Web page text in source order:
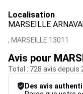
Localisation
MARSEILLE
, MARSEILLE 13011
Avis pour
Total : 728 avis depuis
Des avis